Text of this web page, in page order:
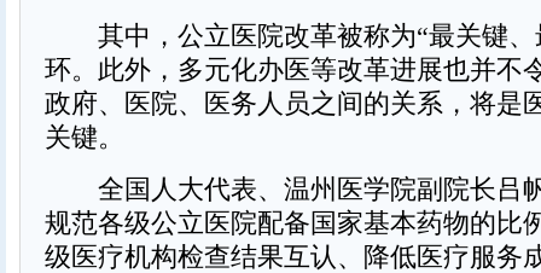
其中，公立医院改革被称为“最关键、
环。此外，多元化办医等改革进展也并不
政府、医院、医务人员之间的关系，将是
关键。
全国人大代表、温州医学院副院长吕
规范各级公立医院配备国家基本药物的比
级医疗机构检查结果互认、降低医疗服务